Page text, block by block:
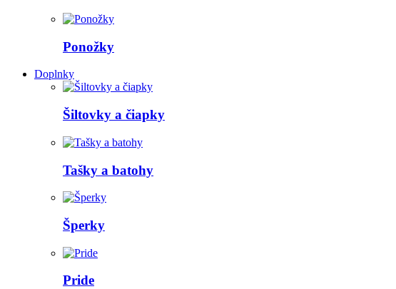
Ponožky
Doplnky
Šiltovky a čiapky
Tašky a batohy
Šperky
Pride